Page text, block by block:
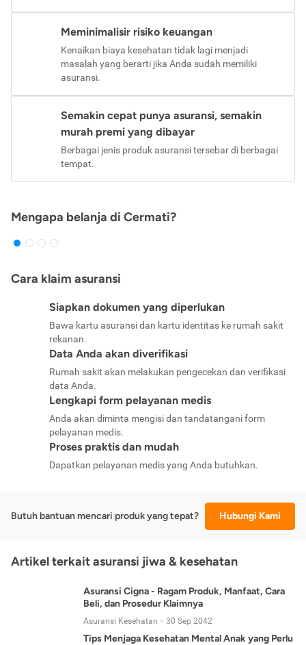
Meminimalisir risiko keuangan
Kenaikan biaya kesehatan tidak lagi menjadi
masalah yang berarti jika Anda sudah memiliki
asuransi.
Semakin cepat punya asuransi, semakin
murah premi yang dibayar
Berbagai jenis produk asuransi tersebar di berbagai
tempat.
Mengapa belanja di Cermati?
Cara klaim asuransi
Siapkan dokumen yang diperlukan
Bawa kartu asuransi dan kartu identitas ke rumah sakit
rekanan.
Data Anda akan diverifikasi
Rumah sakit akan melakukan pengecekan dan verifikasi
data Anda.
Lengkapi form pelayanan medis
Anda akan diminta mengisi dan tandatangani form
pelayanan medis.
Proses praktis dan mudah
Dapatkan pelayanan medis yang Anda butuhkan.
Butuh bantuan mencari produk yang tepat? Hubungi Kami
Artikel terkait asuransi jiwa & kesehatan
Asuransi Cigna - Ragam Produk, Manfaat, Cara
Beli, dan Prosedur Klaimnya
Asuransi Kesehatan 30 Sep 2042
Tips Menjaga Kesehatan Mental Anak yang Perlu